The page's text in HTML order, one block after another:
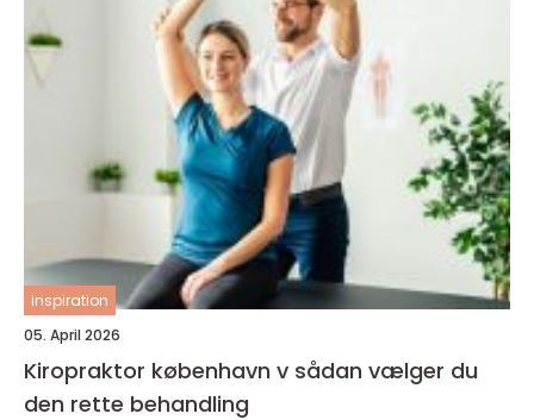
inspiration
05. April 2026
Kiropraktor københavn v sådan vælger du
den rette behandling